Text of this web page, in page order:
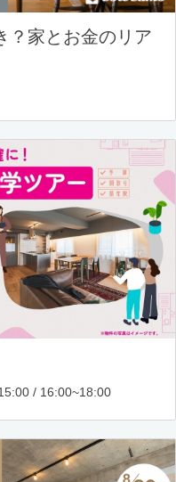
？家とお金のリア
/ 16:00~18:00